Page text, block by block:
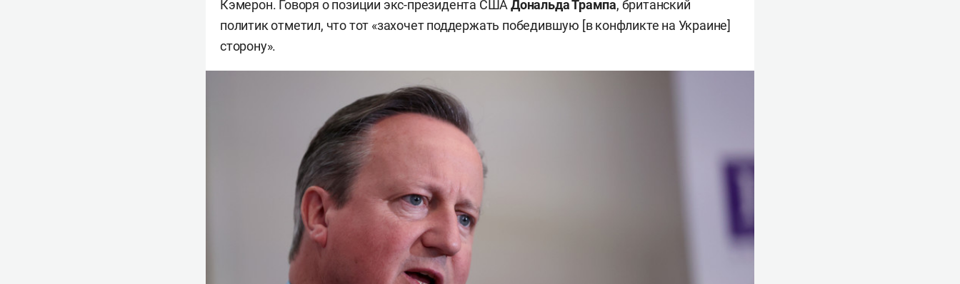
Кэмерон. Говоря о позиции экс-президента США Дональда Трампа, британский
политик отметил, что тот «захочет поддержать победившую [в конфликте на Украине]
сторону».